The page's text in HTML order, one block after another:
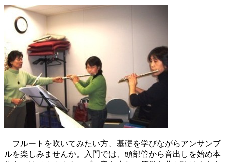
フルートを吹いてみたい方、基礎を学びながらアンサンブ
ルを楽しみませんか。入門では、頭部管から音出しを始め本